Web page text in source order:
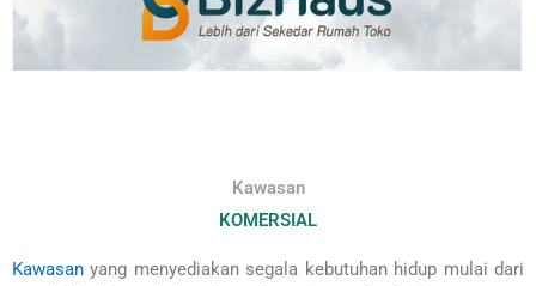
Kawasan
KOMERSIAL
Kawasan yang menyediakan segala kebutuhan hidup mulai dari